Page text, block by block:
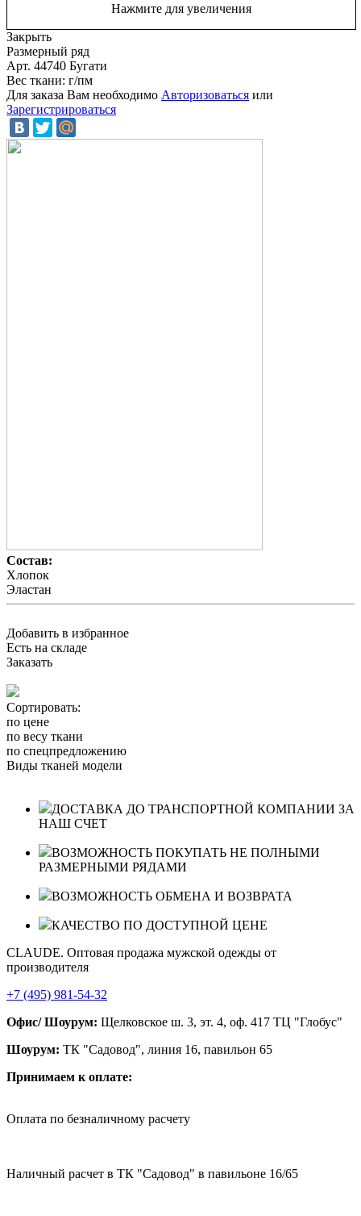
Нажмите для увеличения
Закрыть
Размерный ряд
Арт. 44740 Бугати
Вес ткани: г/пм
Для заказа Вам необходимо Авторизоваться или
Зарегистрироваться
Состав:
Хлопок
Эластан
Добавить в избранное
Есть на складе
Заказать
Сортировать:
по цене
по весу ткани
по спецпредложению
Виды тканей модели
ДОСТАВКА ДО ТРАНСПОРТНОЙ КОМПАНИИ ЗА
НАШ СЧЕТ
ВОЗМОЖНОСТЬ ПОКУПАТЬ НЕ ПОЛНЫМИ
РАЗМЕРНЫМИ РЯДАМИ
ВОЗМОЖНОСТЬ ОБМЕНА И ВОЗВРАТА
КАЧЕСТВО ПО ДОСТУПНОЙ ЦЕНЕ
CLAUDE. Оптовая продажа мужской одежды от
производителя
+7 (495) 981-54-32
Офис/ Шоурум: Щелковское ш. 3, эт. 4, оф. 417 ТЦ "Глобус"
Шоурум: ТК "Садовод", линия 16, павильон 65
Принимаем к оплате:
Оплата по безналичному расчету
Наличный расчет в ТК "Садовод" в павильоне 16/65